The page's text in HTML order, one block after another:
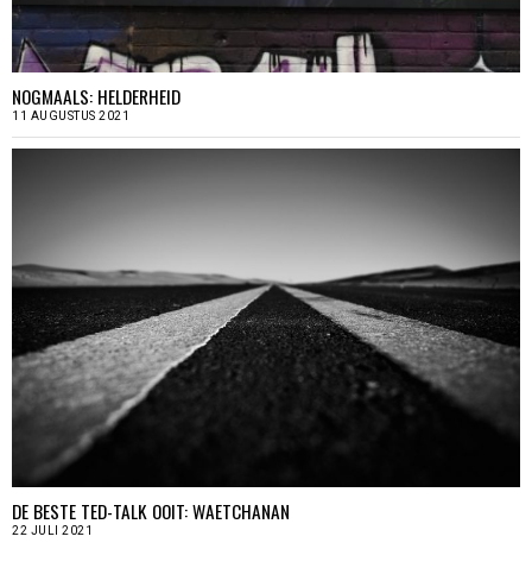
NOGMAALS: HELDERHEID
11 AUGUSTUS 2021
DE BESTE TED-TALK OOIT: WAETCHANAN
22 JULI 2021